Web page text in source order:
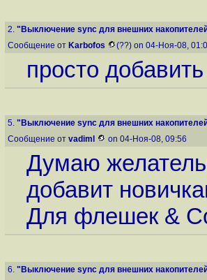
2. "Выключение sync для внешних
Сообщение от Karbofos (??) on 04-Ноя-08,
просто
5. "Выключение sync для внешних
Сообщение от vadiml on 04-Ноя-08, 09:56
Думаю
добавит
Для флешек &
6. "Выключение sync для внешних